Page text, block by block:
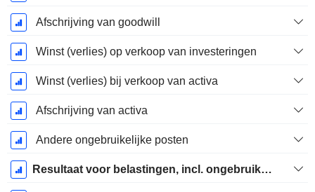
Afschrijving van goodwill
Winst (verlies) op verkoop van investeringen
Winst (verlies) bij verkoop van activa
Afschrijving van activa
Andere ongebruikelijke posten
Resultaat voor belastingen, incl. ongebruikelijke posten